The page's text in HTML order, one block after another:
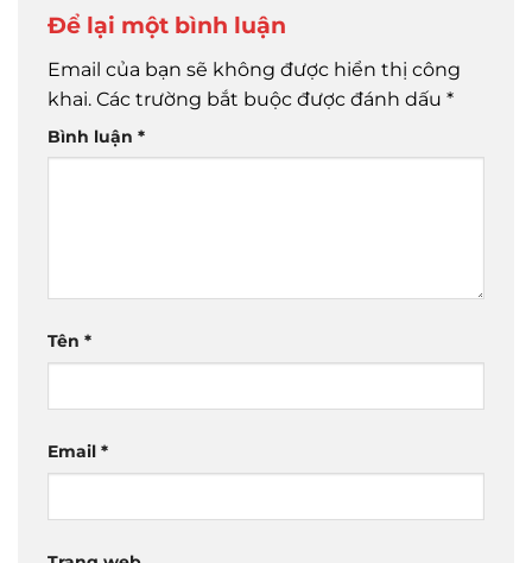
Để lại một bình luận
Email của bạn sẽ không được hiển thị công
khai. Các trường bắt buộc được đánh dấu *
Bình luận *
Tên *
Email *